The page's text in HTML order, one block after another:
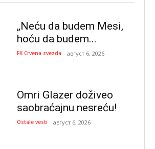
„Neću da budem Mesi,
hoću da budem...
FK Crvena zvezda август 6, 2026
Omri Glazer doživeo
saobraćajnu nesreću!
Ostale vesti август 6, 2026